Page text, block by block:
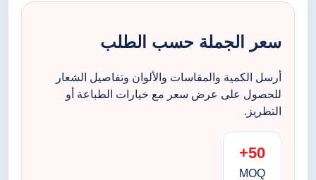
سعر الجملة حسب الطلب
أرسل الكمية والمقاسات والألوان وتفاصيل الشعار
للحصول على عرض سعر مع خيارات الطباعة أو
التطريز.
50+
MOQ